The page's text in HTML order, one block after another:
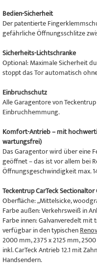
Bedien-Sicherheit
Der patentierte
gefährliche Öffnungsschlitze
Sicherheits-Lichtschranke
Optional: Maximale Sicherheit
stoppt das Tor automatisch
Einbruchschutz
Alle Garagentore von
Einbruchhemmung.
Komfort-Antrieb – mit
wartungsfrei)
Das Garagentor wird über eine
geöffnet – das ist vor allem bei
Öffnungsgeschwindigkeit max.
Teckentrup CarTeck Sectionaltor
Oberfläche: „Mittelsicke,
Farbe außen: Verkehrsweiß in
Farbe innen: Galvanveredelt
verfügbar in den typischen
2000 mm, 2375 x 2125 mm,
inkl. CarTeck Antrieb 12.1 mit
Handsendern.